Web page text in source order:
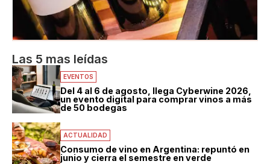
Las 5 mas leídas
EVENTOS
Del 4 al 6 de agosto, llega Cyberwine 2026,
un evento digital para comprar vinos a más
de 50 bodegas
ACTUALIDAD
Consumo de vino en Argentina: repuntó en
junio y cierra el semestre en verde